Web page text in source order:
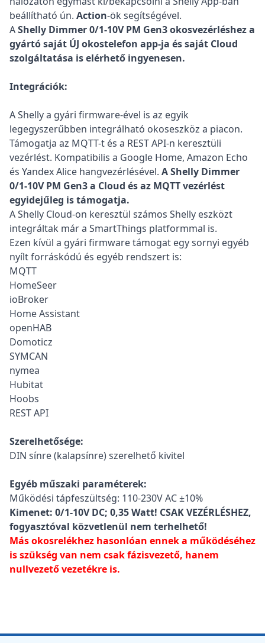
beállítható ún. Action-ök segítségével.
AShelly Dimmer 0/1-10V PM Gen3okosvezérléshez a
gyártó saját ÚJ okostelefon app-ja és saját Cloud
szolgáltatása is elérhető ingyenesen.
Integrációk:
A Shelly a gyári firmware-ével is az egyik
legegyszerűbben integrálható okoseszköz a piacon.
Támogatja az MQTT-t és a REST API-n keresztüli
vezérlést. Kompatibilis a Google Home, Amazon Echo
és Yandex Alice hangvezérlésével. A Shelly Dimmer
0/1-10V PM Gen3 a Cloud és az MQTT vezérlést
egyidejűleg is támogatja.
A Shelly Cloud-on keresztül számos Shelly eszközt
integráltak már a SmartThings platformmal is.
Ezen kívül a gyári firmware támogat egy sornyi egyéb
nyílt forráskódú és egyéb rendszert is:
MQTT
HomeSeer
ioBroker
Home Assistant
openHAB
Domoticz
SYMCAN
nymea
Hubitat
Hoobs
REST API
Szerelhetősége:
DIN sínre (kalapsínre) szerelhető kivitel
Egyéb műszaki paraméterek:
Működési tápfeszültség: 110-230V AC ±10%
Kimenet: 0/1-10V DC; 0,35 Watt! CSAK VEZÉRLÉSHEZ,
fogyasztóval közvetlenül nem terhelhető!
Más okosrelékhez hasonlóan ennek a működéséhez
is szükség van nem csak fázisvezető, hanem
nullvezető vezetékre is.